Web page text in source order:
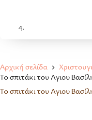
Αρχική σελίδα
Το σπιτάκι του Άγιου
Το σπιτάκι του Άγιου